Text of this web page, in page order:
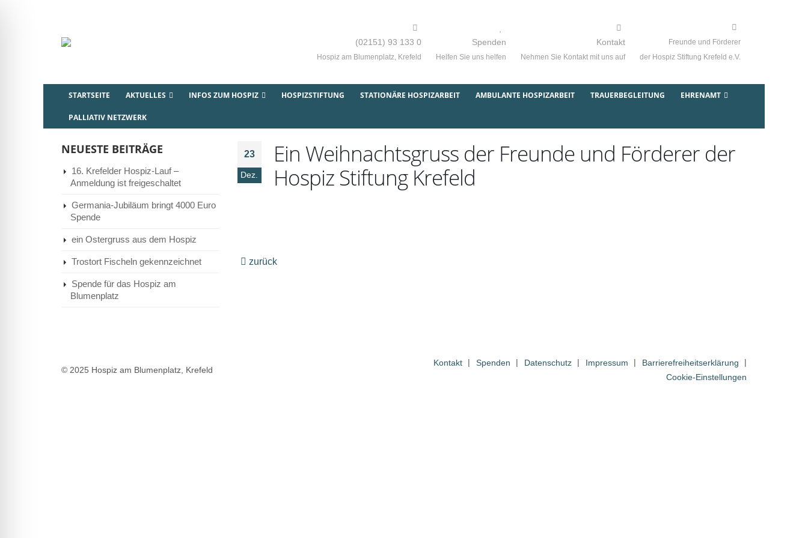
(02151) 93 133 0
Hospiz am Blumenplatz, Krefeld
Spenden
Helfen Sie uns helfen
Kontakt
Nehmen Sie Kontakt mit uns auf
Freunde und Förderer
der Hospiz Stiftung Krefeld e.V.
STARTSEITE AKTUELLES INFOS ZUM HOSPIZ HOSPIZSTIFTUNG STATIONÄRE HOSPIZARBEIT AMBULANTE HOSPIZARBEIT TRAUERBEGLEITUNG EHRENAMT
PALLIATIV NETZWERK
23
Dez.
Ein Weihnachtsgruss der Freunde und Förderer der
Hospiz Stiftung Krefeld
zurück
NEUESTE BEITRÄGE
16. Krefelder Hospiz-Lauf –
Anmeldung ist freigeschaltet
Germania-Jubiläum bringt 4000 Euro
Spende
ein Ostergruss aus dem Hospiz
Trostort Fischeln gekennzeichnet
Spende für das Hospiz am
Blumenplatz
© 2025 Hospiz am Blumenplatz, Krefeld
Kontakt Spenden Datenschutz Impressum
Barrierefreiheitserklärung
Cookie-Einstellungen